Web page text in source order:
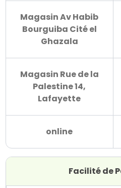
Magasin Av Habib
Bourguiba Cité el
Ghazala
Magasin Rue de la
Palestine 14,
Lafayette
online
Facilité de